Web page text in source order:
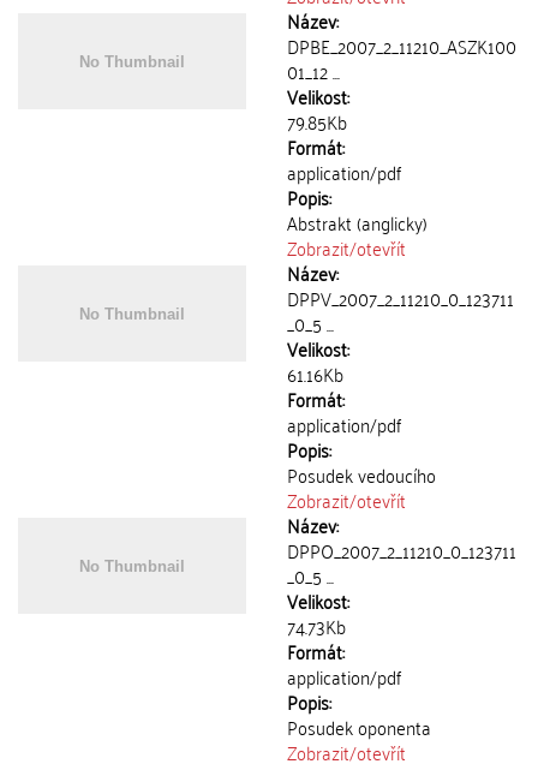
Název:
DPBE_2007_2_11210_ASZK100
01_12 ...
Velikost:
79.85Kb
Formát:
application/pdf
Popis:
Abstrakt (anglicky)
Zobrazit/otevřít
Název:
DPPV_2007_2_11210_0_123711
_0_5 ...
Velikost:
61.16Kb
Formát:
application/pdf
Popis:
Posudek vedoucího
Zobrazit/otevřít
Název:
DPPO_2007_2_11210_0_123711
_0_5 ...
Velikost:
74.73Kb
Formát:
application/pdf
Popis:
Posudek oponenta
Zobrazit/otevřít